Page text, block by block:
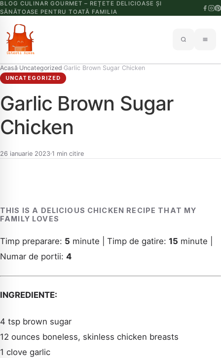
BLOG CULINAR GOURMET – REȚETE DELICIOASE ȘI
SĂNĂTOASE PENTRU TOATĂ FAMILIA
Acasă›Uncategorized›Garlic Brown Sugar Chicken
UNCATEGORIZED
Garlic Brown Sugar
Chicken
26 ianuarie 2023 1 min citire
THIS IS A DELICIOUS CHICKEN RECIPE THAT MY
FAMILY LOVES
Timp preparare: 5 minute | Timp de gatire: 15 minute |
Numar de portii: 4
INGREDIENTE:
4 tsp brown sugar
12 ounces boneless, skinless chicken breasts
1 clove garlic